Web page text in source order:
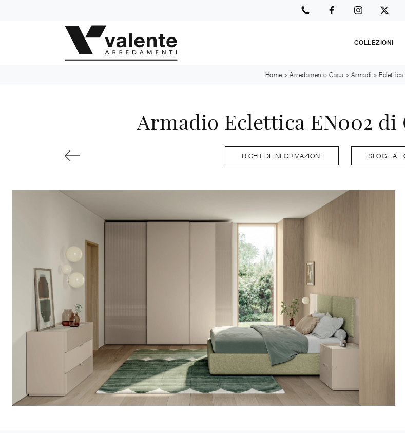
COLLEZIONI
Home > Arredamento Casa > Armadi > Eclettica
Armadio Eclettica EN002
RICHIEDI INFORMAZIONI SFOGLIA I